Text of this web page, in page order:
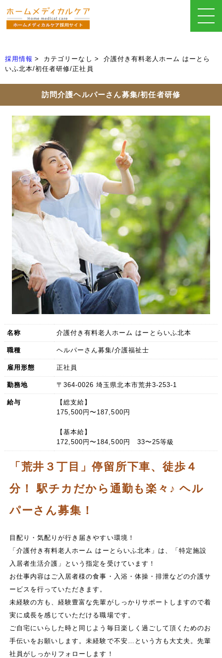
採用情報 カテゴリーなし
介護付き有料老人ホーム はーとら
いふ北本/初任者研修/正社員
訪問介護ヘルパーさん募集/初任者研修
名称 介護付き有料老人ホーム はーとらいふ北本
職種 ヘルパーさん募集/介護福祉士
雇用形態 正社員
勤務地 〒364-0026 埼玉県北本市荒井3-253-1
給与
【総支給】
175,500円〜187,500円
【基本給】
172,500円〜184,500円 33〜25等級
「荒井３丁目」停留所下車、徒歩４
分！ 駅チカだから通勤も楽々♪ ヘル
パーさん募集！
目配り・気配りが行き届きやすい環境！
「介護付き有料老人ホーム はーとらいふ北本」は、「特定施設
入居者生活介護」という指定を受けています！
お仕事内容はご入居者様の食事・入浴・体操・排泄などの介護サ
ービスを行っていただきます。
未経験の方も、経験豊富な先輩がしっかりサポートしますので着
実に成長を感じていただける職場です。
ご自宅にいらした時と同じよう毎日楽しく過ごして頂くためのお
手伝いをお願いします。未経験で不安…という方も大丈夫。先輩
社員がしっかりフォローします！